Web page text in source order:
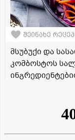
შეინახე
მსუბუქი და
კომბოსტოს